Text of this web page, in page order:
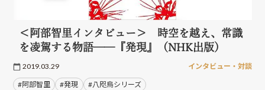
＜阿部智里インタビュー＞ 時空を越え、常識
を凌駕する物語──『発現』（NHK出版）
2019.03.29 インタビュー・対談
#阿部智里 #発現 #八咫烏シリーズ